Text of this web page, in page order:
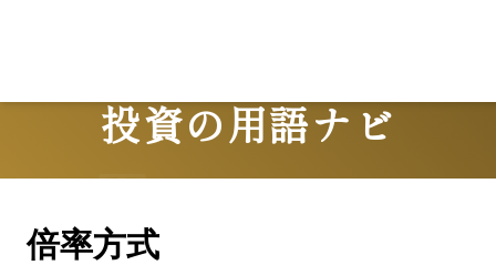
投資の用語ナビ
Terms
倍率方式